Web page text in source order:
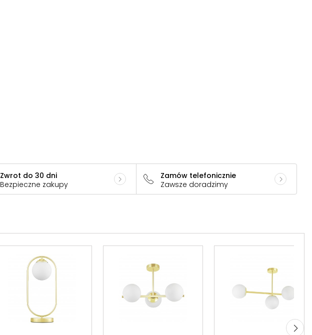
Zwrot do 30 dni
Bezpieczne zakupy
Zamów telefonicznie
Zawsze doradzimy